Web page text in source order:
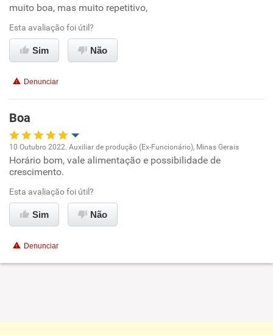
Oportunidade de promoção
Ambiente de trabalho
Benefícios
Recomenda esta empresa
muito boa, mas muito repetitivo,
Esta avaliação foi útil?
Sim Não
Denunciar
Boa
Oportunidade de promoção
Ambiente de trabalho
Conciliação com a vida familiar
10 Outubro 2022. Auxiliar de produção (Ex-Funcionário), Minas Gerais
Horário bom, vale alimentação e possibilidade de
crescimento.
Esta avaliação foi útil?
Sim Não
Denunciar